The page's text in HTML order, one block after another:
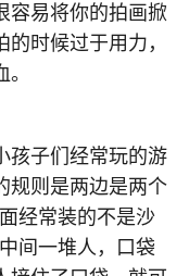
容易将你的拍画掀
时候过于用力，
孩子们经常玩的游
规则是两边是两个
经常装的不是沙
间一堆人，口袋